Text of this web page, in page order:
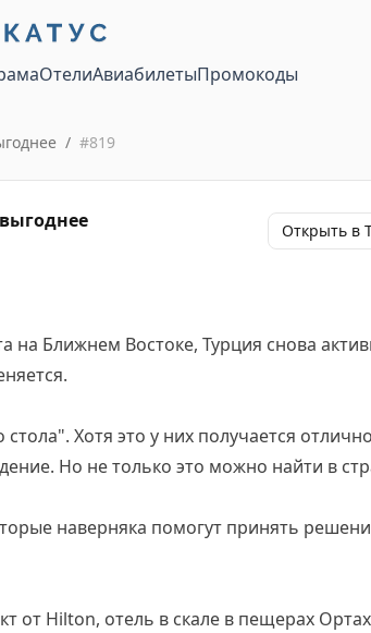
ОтелиАвиабилетыПромокоды
/ #819
Открыть в
на Ближнем Востоке, Турция снова
Хотя это у них получается
Но не только это можно найти в
наверняка помогут принять
от Hilton, отель в скале в пещерах